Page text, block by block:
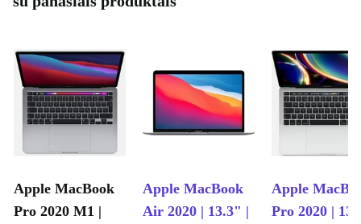
Apple MacBook
Pro 2020 M1 |
Apple MacBook
Air 2020 | 13.3" |
Apple
Pro 2020 |